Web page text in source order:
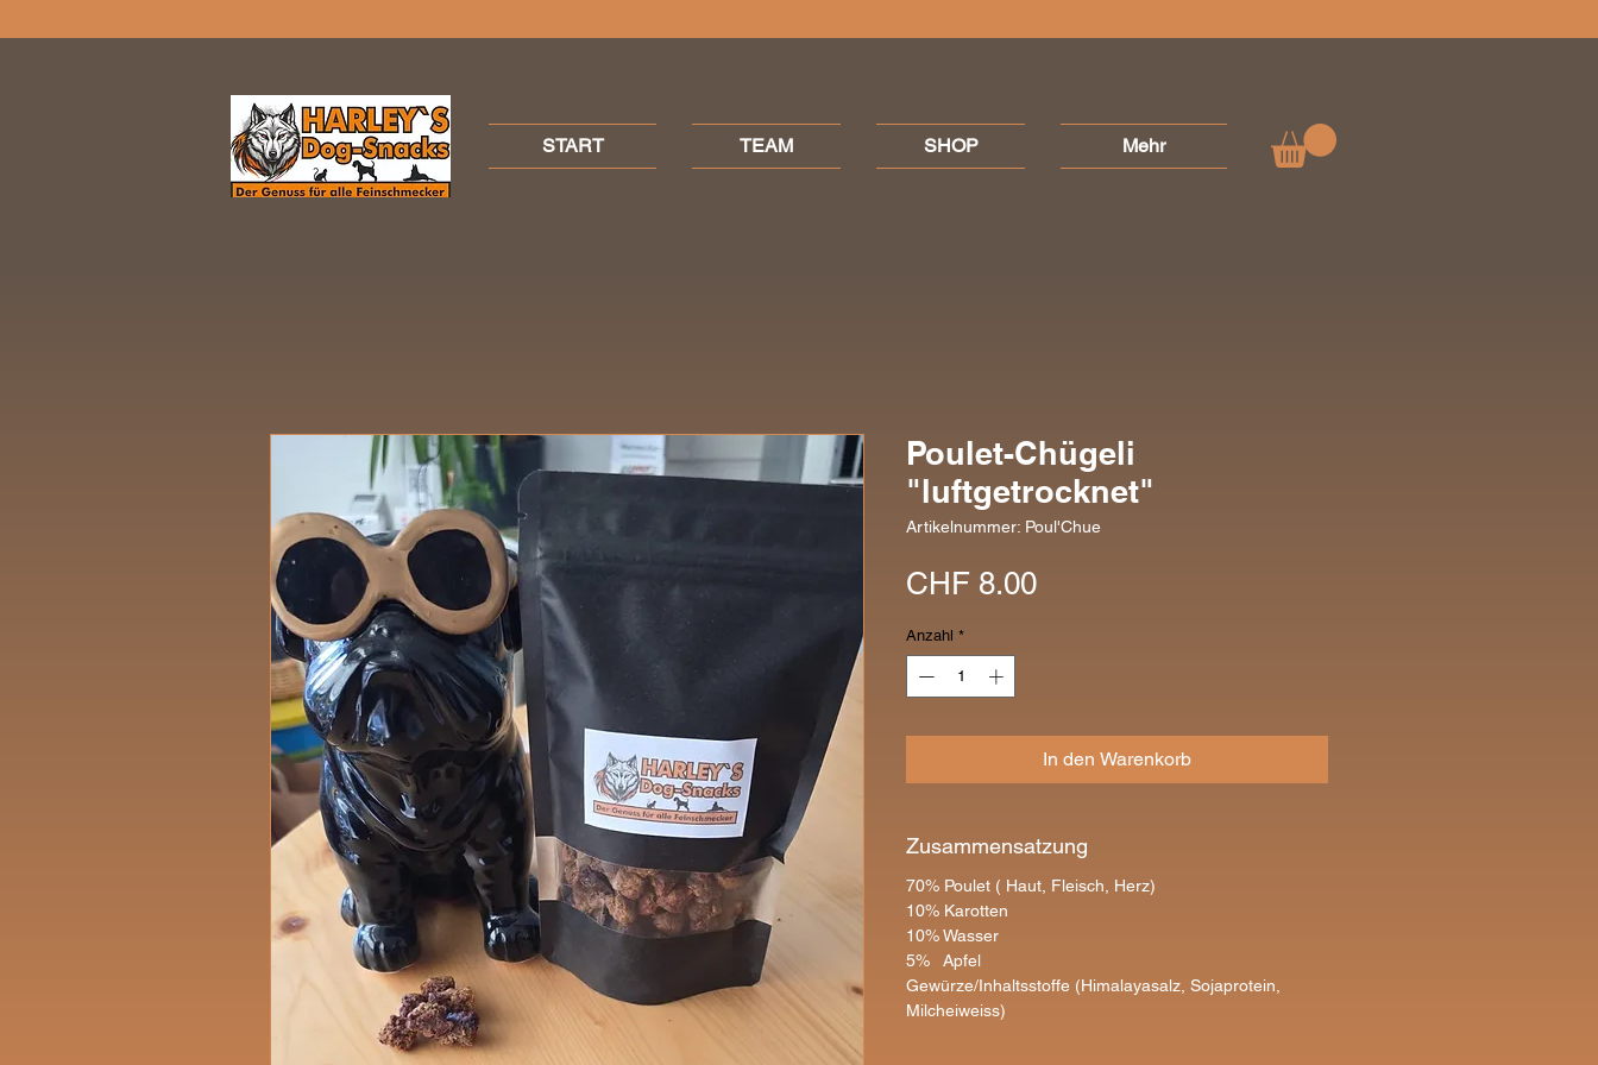
START TEAM SHOP Mehr
Poulet-Chügeli
"luftgetrocknet"
Artikelnummer: Poul'Chue
CHF 8.00Preis
Anzahl *
In den Warenkorb
Zusammensatzung
70% Poulet ( Haut, Fleisch, Herz)
10% Karotten
10% Wasser
5% Apfel
Gewürze/Inhaltsstoffe (Himalayasalz, Sojaprotein,
Milcheiweiss)